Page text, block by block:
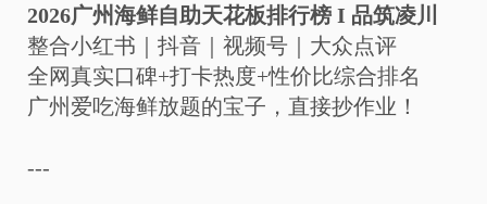
2026广州海鲜自助天花板排行榜 I 品筑凌川
整合小红书｜抖音｜视频号｜大众点评
全网真实口碑+打卡热度+性价比综合排名
广州爱吃海鲜放题的宝子，直接抄作业！
---